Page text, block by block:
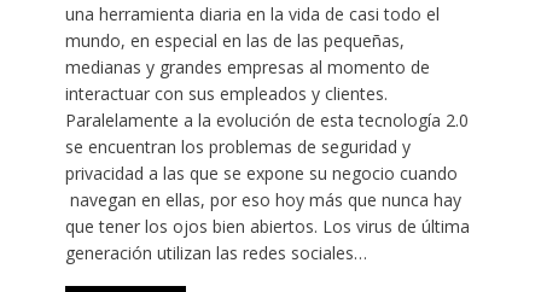
una herramienta diaria en la vida de casi todo el
mundo, en especial en las de las pequeñas,
medianas y grandes empresas al momento de
interactuar con sus empleados y clientes.
Paralelamente a la evolución de esta tecnología 2.0
se encuentran los problemas de seguridad y
privacidad a las que se expone su negocio cuando
navegan en ellas, por eso hoy más que nunca hay
que tener los ojos bien abiertos. Los virus de última
generación utilizan las redes sociales…